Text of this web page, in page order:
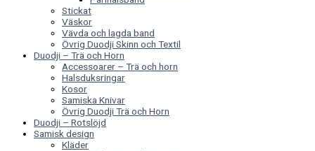
Stickat
Väskor
Vävda och lagda band
Övrig Duodji Skinn och Textil
Duodji – Trä och Horn
Accessoarer – Trä och horn
Halsduksringar
Kosor
Samiska Knivar
Övrig Duodji Trä och Horn
Duodji – Rotslöjd
Samisk design
Kläder